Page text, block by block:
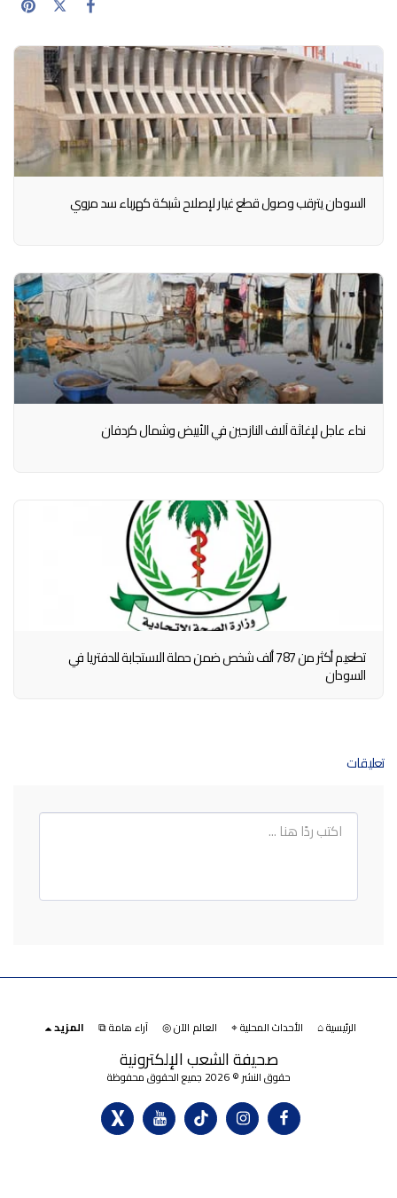
السودان يترقب وصول قطع غيار لإصلاح شبكة كهرباء سد مروي
نداء عاجل لإغاثة آلاف النازحين في الأبيض وشمال كردفان
تطعيم أكثر من 787 ألف شخص ضمن حملة الاستجابة للدفتريا في
السودان
تعليقات
صحيفة الشعب الإلكترونية
حقوق النشر © 2026 جميع الحقوق محفوظة
الرئيسية ⌂ الأحداث المحلية ⌖ العالم الآن ◎ آراء هامة ⧉ المزيد